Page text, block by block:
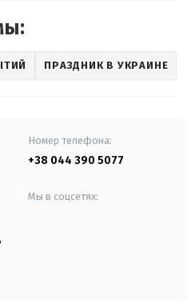
ПРАЗДНИК В УКРАИНЕ
Номер телефона:
+38 044 390 5077
Мы в соцсетях: